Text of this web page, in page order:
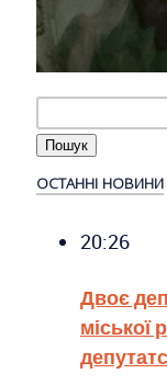
ОСТАННІ НОВИНИ
20:26
Двоє
міської